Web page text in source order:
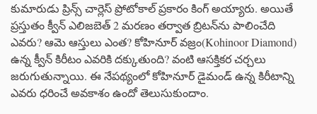
కుమారుడు ప్రిన్స్‌ చార్లెస్‌ ప్రోటోకాల్‌ ప్రకారం కింగ్‌ అయ్యారు. అయితే
ప్రస్తుతం క్వీన్‌ ఎలిజబెత్‌ 2 మరణం తర్వాత బ్రిటన్‌ను పాలించేది
ఎవరు? ఆమె ఆస్తులు ఎంత? కోహినూర్‌ వజ్రం(Kohinoor Diamond)
ఉన్న క్వీన్‌ కిరీటం ఎవరికి దక్కుతుంది? వంటి ఆసక్తికర చర్చలు
జరుగుతున్నాయి. ఈ నేపథ్యంలో కోహినూర్‌ డైమండ్ ఉన్న కిరీటాన్ని
ఎవరు ధరించే అవకాశం ఉందో తెలుసుకుందాం.